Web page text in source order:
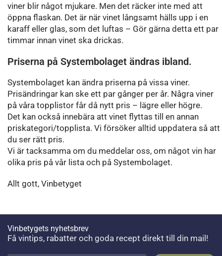
viner blir något mjukare. Men det räcker inte med att
öppna flaskan. Det är när vinet långsamt hälls upp i en
karaff eller glas, som det luftas – Gör gärna detta ett par
timmar innan vinet ska drickas.
Priserna på Systembolaget ändras ibland.
Systembolaget kan ändra priserna på vissa viner.
Prisändringar kan ske ett par gånger per år. Några viner
på våra topplistor får då nytt pris – lägre eller högre.
Det kan också innebära att vinet flyttas till en annan
priskategori/topplista. Vi försöker alltid uppdatera så att
du ser rätt pris.
Vi är tacksamma om du meddelar oss, om något vin har
olika pris på vår lista och på Systembolaget.
Allt gott, Vinbetyget
Vinbetygets nyhetsbrev
Få vintips, rabatter och goda recept direkt till din mail!